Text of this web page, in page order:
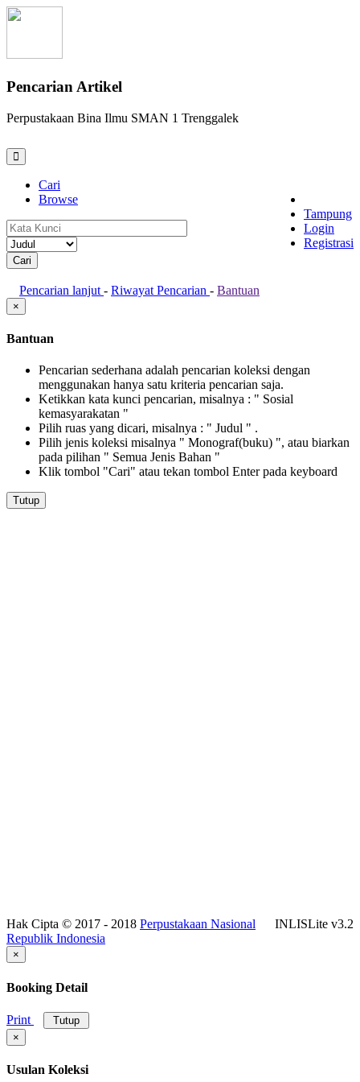
Pencarian Artikel
Perpustakaan Bina Ilmu SMAN 1 Trenggalek
Tampung
Login
Registrasi
Cari
Browse
Pencarian lanjut - Riwayat Pencarian - Bantuan
×
Bantuan
Pencarian sederhana adalah pencarian koleksi dengan
menggunakan hanya satu kriteria pencarian saja.
Ketikkan kata kunci pencarian, misalnya : " Sosial
kemasyarakatan "
Pilih ruas yang dicari, misalnya : " Judul " .
Pilih jenis koleksi misalnya " Monograf(buku) ", atau biarkan
pada pilihan " Semua Jenis Bahan "
Klik tombol "Cari" atau tekan tombol Enter pada keyboard
Tutup
INLISLite v3.2
Hak Cipta © 2017 - 2018 Perpustakaan Nasional
Republik Indonesia
×
Booking Detail
Print
Tutup
×
Usulan Koleksi